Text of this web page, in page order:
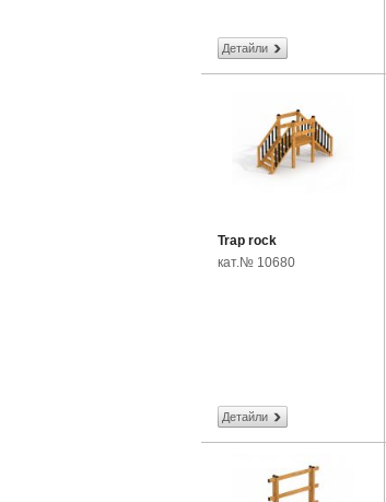
Детайли
Trap rock
кат.№ 10680
Детайли